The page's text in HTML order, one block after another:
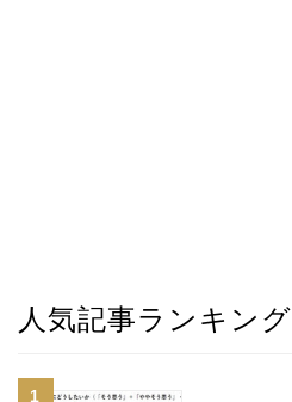
人気記事ランキング